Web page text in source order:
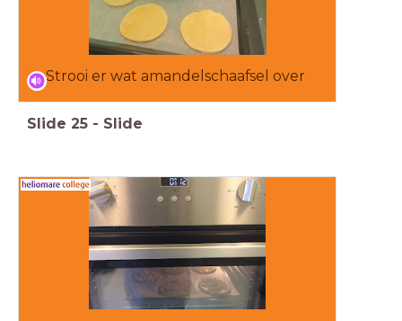
Strooi er wat amandelschaafsel over
Slide 25 - Slide